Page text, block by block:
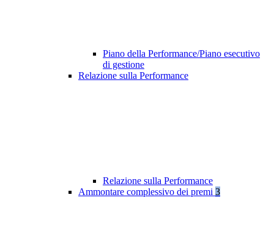
Piano della Performance/Piano esecutivo
di gestione
Relazione sulla Performance
Relazione sulla Performance
Ammontare complessivo dei premi 3